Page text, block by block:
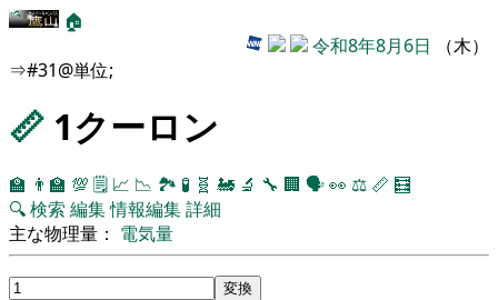
🏠
令和8年8月6日 （木）
⇒#31@単位;
📏 1クーロン
🏫 👨‍🏫 💯 🗒️ 📈 📉 🏞 🧪 🧬 🚂 🔬 🔧 🏢 🗣️👀 ⚖️ 📏 🧮
🔍検索 編集情報編集詳細
主な物理量： 電気量